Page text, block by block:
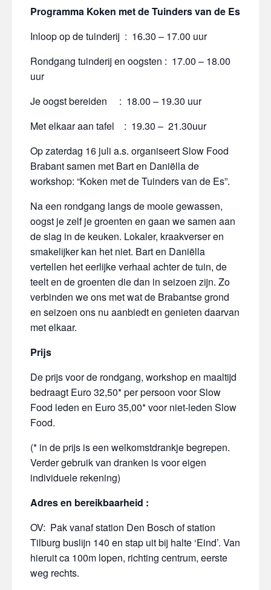
Programma Koken met de Tuinders van de Es
Inloop op de tuinderij : 16.30 – 17.00 uur
Rondgang tuinderij en oogsten : 17.00 – 18.00
uur
Je oogst bereiden : 18.00 – 19.30 uur
Met elkaar aan tafel : 19.30 – 21.30uur
Op zaterdag 16 juli a.s. organiseert Slow Food
Brabant samen met Bart en Daniëlla de
workshop: “Koken met de Tuinders van de Es”.
Na een rondgang langs de mooie gewassen,
oogst je zelf je groenten en gaan we samen aan
de slag in de keuken. Lokaler, kraakverser en
smakelijker kan het niet. Bart en Daniëlla
vertellen het eerlijke verhaal achter de tuin, de
teelt en de groenten die dan in seizoen zijn. Zo
verbinden we ons met wat de Brabantse grond
en seizoen ons nu aanbiedt en genieten daarvan
met elkaar.
Prijs
De prijs voor de rondgang, workshop en maaltijd
bedraagt Euro 32,50* per persoon voor Slow
Food leden en Euro 35,00* voor niet-leden Slow
Food.
(* in de prijs is een welkomstdrankje begrepen.
Verder gebruik van dranken is voor eigen
individuele rekening)
Adres en bereikbaarheid :
OV: Pak vanaf station Den Bosch of station
Tilburg buslijn 140 en stap uit bij halte ‘Eind’. Van
hieruit ca 100m lopen, richting centrum, eerste
weg rechts.